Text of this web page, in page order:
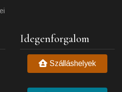
Idegenforgalom
Szálláshelyek